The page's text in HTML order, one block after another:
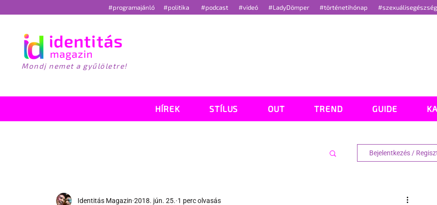
#programajánló #politika #podcast #videó #LadyDömper #történetihónap
Mondj nemet a gyűlöletre!
HÍREK STÍLUS OUT TREND GUIDE
Bejelentkezés /
Identitás Magazin 2018. jún. 25. 1 perc olvasás